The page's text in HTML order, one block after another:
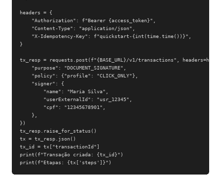
headers = {
    "Authorization": f"Bearer {access_token}",
    "Content-Type": "application/json",
    "X-Idempotency-Key": f"quickstart-{int(time.time())}",
}
tx_resp = requests.post(f"{BASE_URL}/v1/transactions",
    "purpose": "DOCUMENT_SIGNATURE",
    "policy": {"profile": "CLICK_ONLY"},
    "signer": {
        "name": "Maria Silva",
        "userExternalId": "usr_12345",
        "cpf": "12345678901",
    },
})
tx_resp.raise_for_status()
tx = tx_resp.json()
tx_id = tx["transactionId"]
print(f"Transação criada: {tx_id}")
print(f"Etapas: {tx['steps']}")